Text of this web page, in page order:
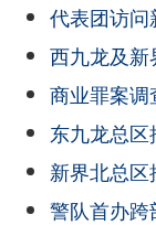
代表团访问
西九龙及新
商业罪案
东九龙总
新界北总
警队首办